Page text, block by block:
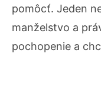
pomôcť. Jeden
manželstvo a
pochopenie a